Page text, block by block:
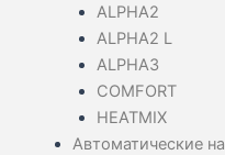
ALPHA2
ALPHA2 L
ALPHA3
COMFORT
HEATMIX
Автоматические